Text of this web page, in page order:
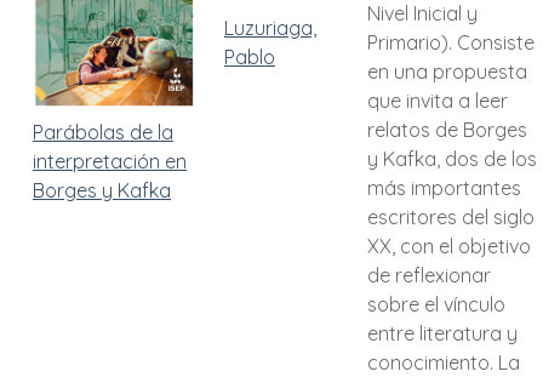
Parábolas de la
interpretación en
Borges y Kafka
Luzuriaga,
Pablo
Nivel Inicial y
Primario). Consiste
en una propuesta
que invita a leer
relatos de Borges
y Kafka, dos de los
más importantes
escritores del siglo
XX, con el objetivo
de reflexionar
sobre el vínculo
entre literatura y
conocimiento. La